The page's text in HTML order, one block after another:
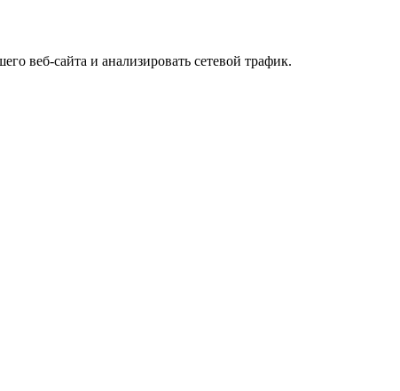
веб-сайта и анализировать сетевой трафик.